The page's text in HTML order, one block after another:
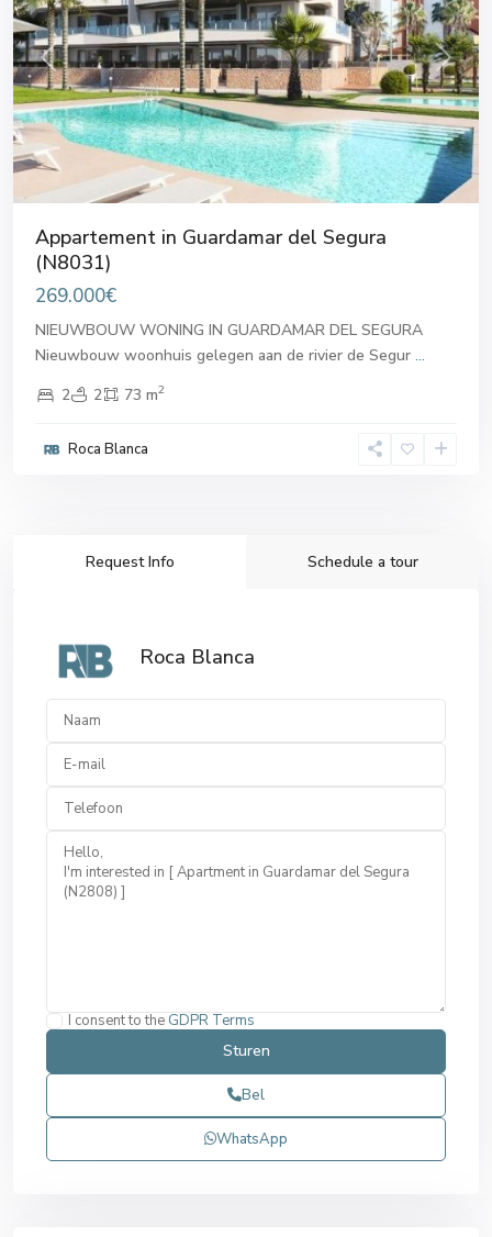
Previous Next
Appartement in Guardamar del Segura
(N8031)
269.000€
NIEUWBOUW WONING IN GUARDAMAR DEL SEGURA
Nieuwbouw woonhuis gelegen aan de rivier de Segur ...
2
2 73 m2
Roca Blanca
Request Info Schedule a tour
Roca Blanca
I consent to the GDPR Terms
Bel
WhatsApp